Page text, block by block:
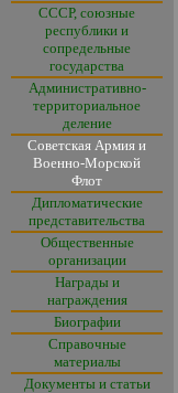
СССР, союзные
республики и
сопредельные
государства
Административно-
территориальное
деление
Советская Армия и
Военно-Морской
Флот
Дипломатические
представительства
Общественные
организации
Награды и
награждения
Биографии
Справочные
материалы
Документы и статьи